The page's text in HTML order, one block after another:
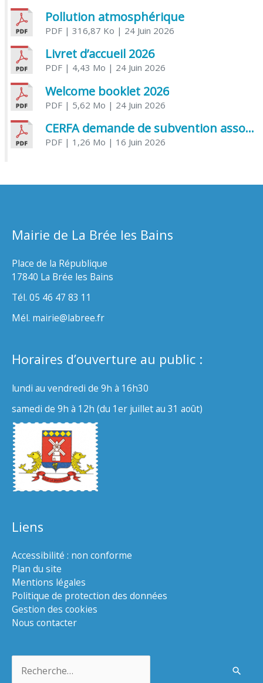
Pollution atmosphérique
PDF| 316,87 Ko | 24 Juin 2026
Livret d’accueil 2026
PDF| 4,43 Mo | 24 Juin 2026
Welcome booklet 2026
PDF| 5,62 Mo | 24 Juin 2026
CERFA demande de subvention association
PDF| 1,26 Mo | 16 Juin 2026
Mairie de La Brée les Bains
Place de la République
17840 La Brée les Bains
Tél. 05 46 47 83 11
Mél. mairie@labree.fr
Horaires d’ouverture au public :
lundi au vendredi de 9h à 16h30
samedi de 9h à 12h (du 1er juillet au 31 août)
Liens
Accessibilité : non conforme
Plan du site
Mentions légales
Politique de protection des données
Gestion des cookies
Nous contacter